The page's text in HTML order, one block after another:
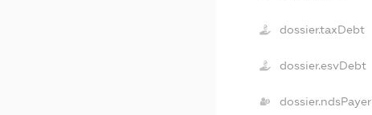
dossier.taxDebt
dossier.esvDebt
dossier.ndsPayer